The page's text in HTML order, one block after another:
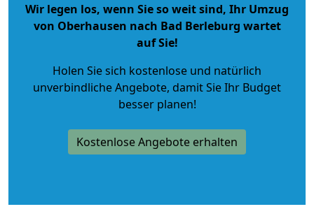
Wir legen los, wenn Sie so weit sind, Ihr Umzug
von Oberhausen nach Bad Berleburg wartet
auf Sie!
Holen Sie sich kostenlose und natürlich
unverbindliche Angebote, damit Sie Ihr Budget
besser planen!
Kostenlose Angebote erhalten